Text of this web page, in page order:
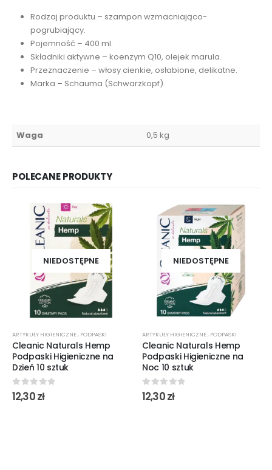
Rodzaj produktu – szampon wzmacniająco-
pogrubiający.
Pojemność – 400 ml.
Składniki aktywne – koenzym Q10, olejek marula.
Przeznaczenie – włosy cienkie, osłabione, delikatne.
Marka – Schauma (Schwarzkopf).
Waga 0,5 kg
POLECANE PRODUKTY
NIEDOSTĘPNE
ARTYKUŁY HIGIENICZNE, PODPASKI
Cleanic Naturals Hemp
Podpaski Higieniczne na
Dzień 10 sztuk
0out of 5
12,30zł
NIEDOSTĘPNE
ARTYKUŁY HIGIENICZNE, PODPASKI
Cleanic Naturals Hemp
Podpaski Higieniczne na
Noc 10 sztuk
0out of 5
12,30zł